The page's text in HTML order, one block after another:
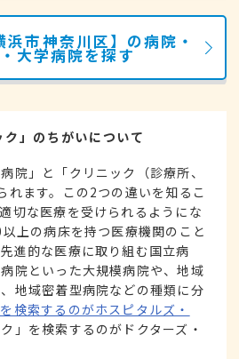
浜市神奈川区】の病院・
大学病院を探す
ク」のちがいについて
院」と「クリニック（診療所、
れます。この2つの違いを知るこ
切な医療を受けられるようにな
上の病床を持つ医療機関のこと
進的な医療に取り組む国立病
院といった大規模病院や、地域
地域密着型病院などの種類に分
を検索するのがホスピタルズ・
」を検索するのがドクターズ・